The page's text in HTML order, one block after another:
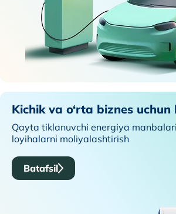
Kichik va o‘rta biznes
Qayta tiklanuvchi energiya
loyihalarni moliyalashtirish
Batafsil